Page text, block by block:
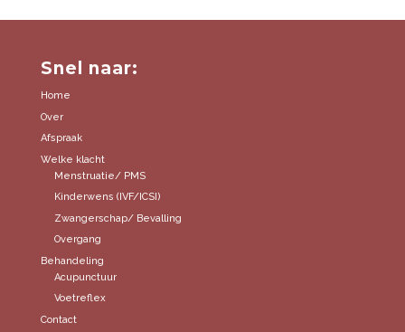
Snel naar:
Home
Over
Afspraak
Welke klacht
Menstruatie/ PMS
Kinderwens (IVF/ICSI)
Zwangerschap/ Bevalling
Overgang
Behandeling
Acupunctuur
Voetreflex
Contact